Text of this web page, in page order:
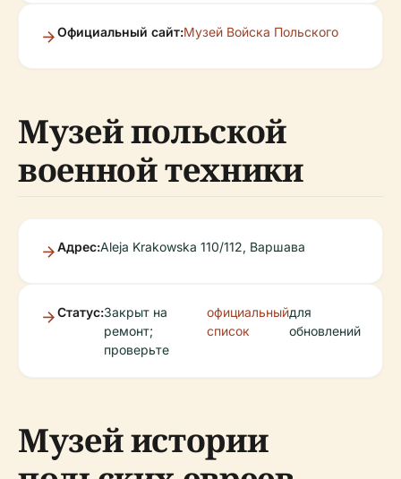
Официальный сайт:Музей Войска Польского
Музей польской
военной техники
Адрес:Aleja Krakowska 110/112, Варшава
Статус:Закрыт на
ремонт;
проверьте
официальный
список
для
обновлений
Музей истории